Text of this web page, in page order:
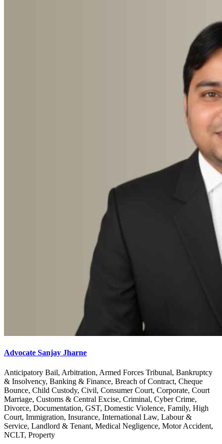
Advocate Sanjay Jharne
Anticipatory Bail, Arbitration, Armed Forces Tribunal, Bankruptcy
& Insolvency, Banking & Finance, Breach of Contract, Cheque
Bounce, Child Custody, Civil, Consumer Court, Corporate, Court
Marriage, Customs & Central Excise, Criminal, Cyber Crime,
Divorce, Documentation, GST, Domestic Violence, Family, High
Court, Immigration, Insurance, International Law, Labour &
Service, Landlord & Tenant, Medical Negligence, Motor Accident,
NCLT, Property